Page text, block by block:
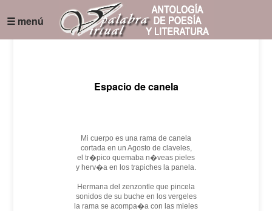
☰ menú
Espacio de canela
Mi cuerpo es una rama de canela
cortada en un Agosto de claveles,
el tr�pico quemaba n�veas pieles
y herv�a en los trapiches la panela.
Hermana del zenzontle que pincela
sonidos de su buche en los vergeles
la rama se acompa�a con las mieles